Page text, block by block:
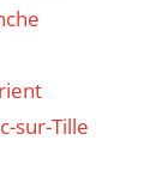
sur-Tille